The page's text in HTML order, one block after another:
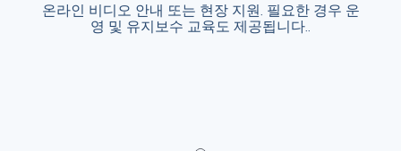
온라인 비디오 안내 또는 현장 지원. 필요한 경우 운
영 및 유지보수 교육도 제공됩니다..
온라인 비디오 안내 또는 현장 지원. 필요한 경
우 운영 및 유지보수 교육도 제공됩니다..